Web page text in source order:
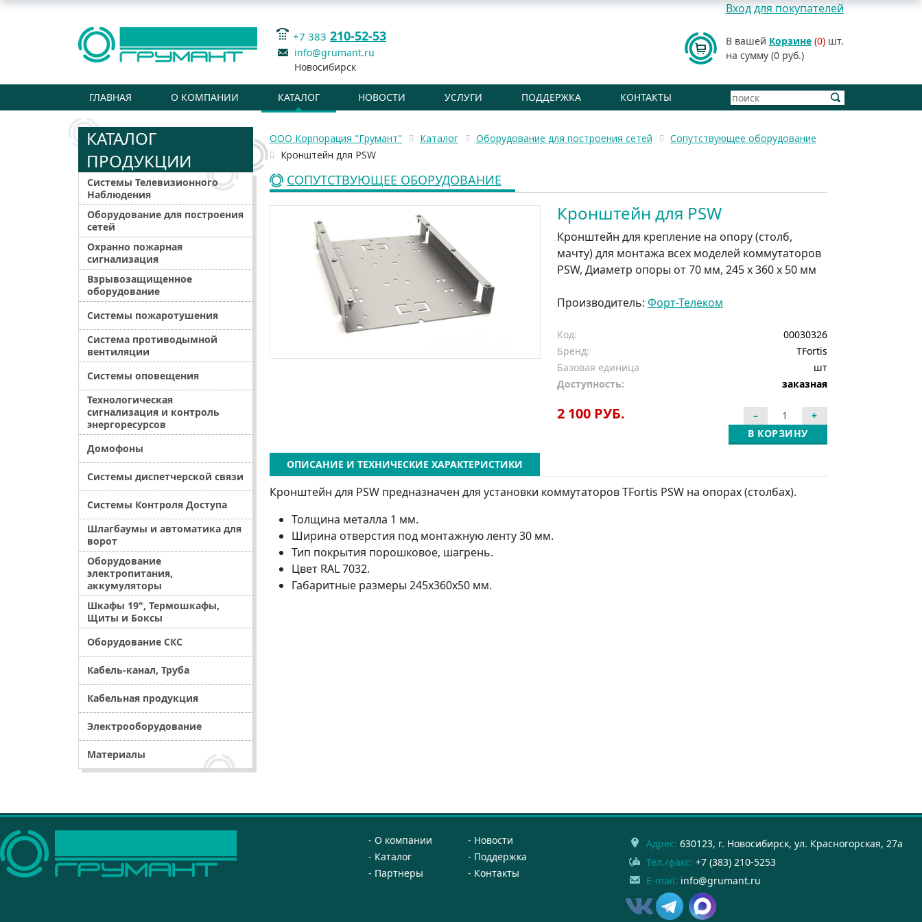
Вход для покупателей
+7 383 210-52-53
info@grumant.ru
Новосибирск
В вашей Корзине (0) шт.
на сумму (0 руб.)
ГЛАВНАЯ О КОМПАНИИ КАТАЛОГ НОВОСТИ УСЛУГИ ПОДДЕРЖКА КОНТАКТЫ
КАТАЛОГ
ПРОДУКЦИИ
Системы Телевизионного
Наблюдения
Оборудование для построения
сетей
Охранно пожарная
сигнализация
Взрывозащищенное
оборудование
Системы пожаротушения
Система противодымной
вентиляции
Системы оповещения
Технологическая
сигнализация и контроль
энергоресурсов
Домофоны
Системы диспетчерской связи
Системы Контроля Доступа
Шлагбаумы и автоматика для
ворот
Оборудование
электропитания,
аккумуляторы
Шкафы 19", Термошкафы,
Щиты и Боксы
Оборудование СКС
Кабель-канал, Труба
Кабельная продукция
Электрооборудование
Материалы
ООО Корпорация "Грумант" Каталог Оборудование для построения сетей
Сопутствующее оборудование
Кронштейн для PSW
СОПУТСТВУЮЩЕЕ ОБОРУДОВАНИЕ
Кронштейн для PSW
Кронштейн для крепление на опору (столб,
мачту) для монтажа всех моделей коммутаторов
PSW, Диаметр опоры от 70 мм, 245 х 360 х 50 мм
Производитель: Форт-Телеком
Код:
00030326
Бренд:
TFortis
Базовая единица
шт
Доступность:
заказная
2 100 РУБ.
В КОРЗИНУ
ОПИСАНИЕ И ТЕХНИЧЕСКИЕ ХАРАКТЕРИСТИКИ
Кронштейн для PSW предназначен для установки коммутаторов TFortis PSW на опорах (столбах).
Толщина металла 1 мм.
Ширина отверстия под монтажную ленту 30 мм.
Тип покрытия порошковое, шагрень.
Цвет RAL 7032.
Габаритные размеры 245х360х50 мм.
О компании
Новости
Каталог
Поддержка
Партнеры
Контакты
Адрес: 630123, г. Новосибирск, ул. Красногорская, 27а
Тел./факс: +7 (383) 210-5253
E-mail: info@grumant.ru